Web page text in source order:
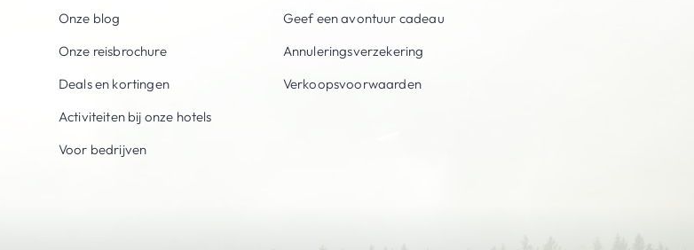
Onze blog
Onze reisbrochure
Deals en kortingen
Activiteiten bij onze hotels
Voor bedrijven
Geef een avontuur cadeau
Annuleringsverzekering
Verkoopsvoorwaarden